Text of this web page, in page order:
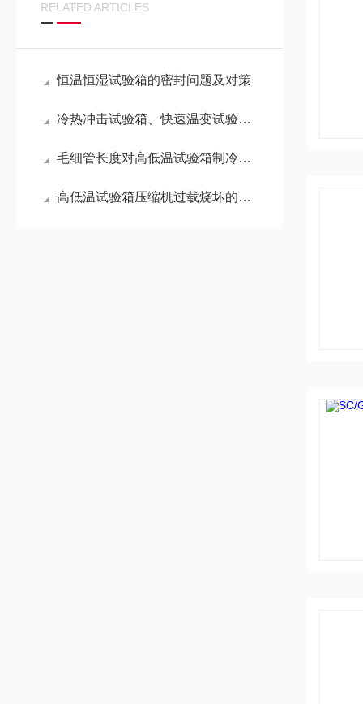
RELATED ARTICLES
恒温恒湿试验箱的密封问题及对策
冷热冲击试验箱、快速温变试验箱和高低温试验箱的区别
毛细管长度对高低温试验箱制冷系统参数的五大影响
高低温试验箱压缩机过载烧坏的原因分析